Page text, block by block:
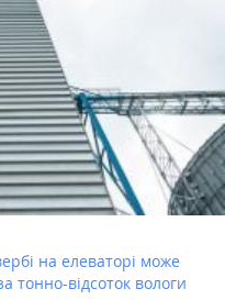
на елеваторі може
тонно-відсоток вологи